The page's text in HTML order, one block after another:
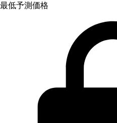
最低予測価格